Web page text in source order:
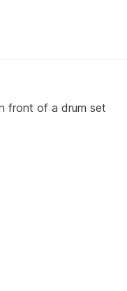
front of a drum set